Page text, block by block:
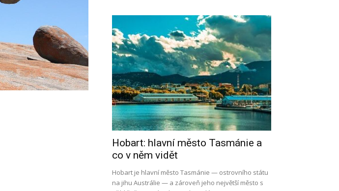
Hobart: hlavní město Tasmánie a
co v něm vidět
Hobart je hlavní město Tasmánie — ostrovního státu
na jihu Austrálie — a zároveň jeho největší město s